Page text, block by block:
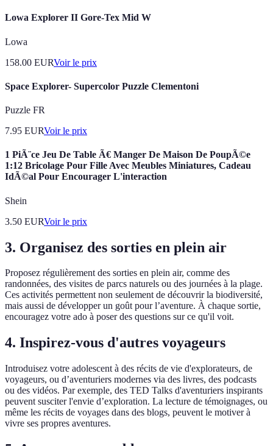
Lowa Explorer II Gore-Tex Mid W
Lowa
158.00 EURVoir le prix
Space Explorer- Supercolor Puzzle Clementoni
Puzzle FR
7.95 EURVoir le prix
1 PiÃ¨ce Jeu De Table Ã€ Manger De Maison De PoupÃ©e
1:12 Bricolage Pour Fille Avec Meubles Miniatures, Cadeau
IdÃ©al Pour Encourager L'interaction
Shein
3.50 EURVoir le prix
3. Organisez des sorties en plein air
Proposez régulièrement des sorties en plein air, comme des
randonnées, des visites de parcs naturels ou des journées à la plage.
Ces activités permettent non seulement de découvrir la biodiversité,
mais aussi de développer un goût pour l’aventure. À chaque sortie,
encouragez votre ado à poser des questions sur ce qu'il voit.
4. Inspirez-vous d'autres voyageurs
Introduisez votre adolescent à des récits de vie d'explorateurs, de
voyageurs, ou d’aventuriers modernes via des livres, des podcasts
ou des vidéos. Par exemple, des TED Talks d'aventuriers inspirants
peuvent susciter l'envie d’exploration. La lecture de témoignages, ou
même les récits de voyages dans des blogs, peuvent le motiver à
vivre ses propres aventures.